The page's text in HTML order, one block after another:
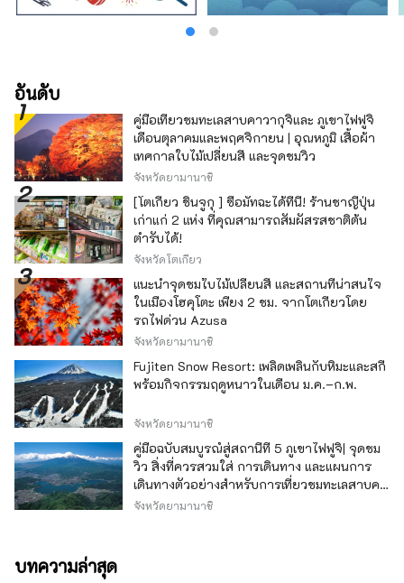
อันดับ
คู่มือเที่ยวชมทะเลสาบคาวากุจิและ ภูเขาไฟฟูจิ
เดือนตุลาคมและพฤศจิกายน | อุณหภูมิ เสื้อผ้า
เทศกาลใบไม้เปลี่ยนสี และจุดชมวิว
จังหวัดยามานาชิ
[โตเกียว ชินจูกุ ] ซื้อมัทฉะได้ที่นี่! ร้านชาญี่ปุ่น
เก่าแก่ 2 แห่ง ที่คุณสามารถสัมผัสรสชาติต้น
ตำรับได้!
จังหวัดโตเกียว
แนะนำจุดชมใบไม้เปลี่ยนสี และสถานที่น่าสนใจ
ในเมืองโฮคุโตะ เพียง 2 ชม. จากโตเกียวโดย
รถไฟด่วน Azusa
จังหวัดยามานาชิ
Fujiten Snow Resort: เพลิดเพลินกับหิมะและสกี
พร้อมกิจกรรมฤดูหนาวในเดือน ม.ค.–ก.พ.
จังหวัดยามานาชิ
คู่มือฉบับสมบูรณ์สู่สถานีที่ 5 ภูเขาไฟฟูจิ| จุดชม
วิว สิ่งที่ควรสวมใส่ การเดินทาง และแผนการ
เดินทางตัวอย่างสำหรับการเที่ยวชมทะเลสาบคา
วากุจิ
จังหวัดยามานาชิ
บทความล่าสุด